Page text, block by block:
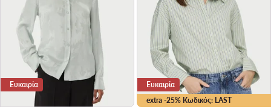
Ευκαιρία
extra -25% Κωδικός: LAST
Ευκαιρία